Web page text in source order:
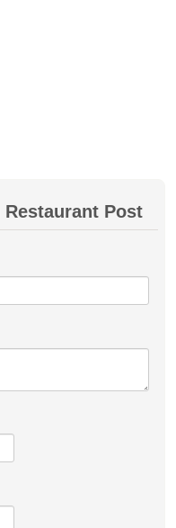
Restaurant Post